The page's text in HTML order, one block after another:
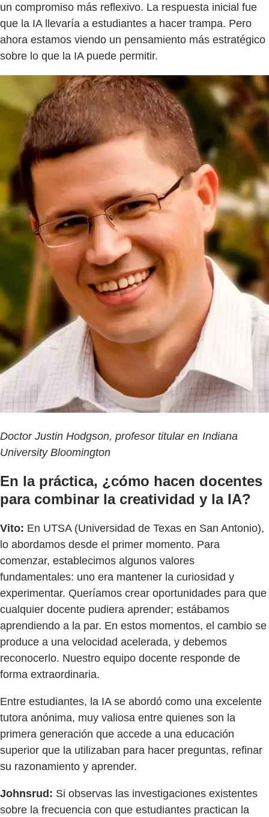
un compromiso más reflexivo. La respuesta inicial fue
que la IA llevaría a estudiantes a hacer trampa. Pero
ahora estamos viendo un pensamiento más estratégico
sobre lo que la IA puede permitir.
Doctor Justin Hodgson, profesor titular en Indiana
University Bloomington
En la práctica, ¿cómo hacen docentes
para combinar la creatividad y la IA?
Vito: En UTSA (Universidad de Texas en San Antonio),
lo abordamos desde el primer momento. Para
comenzar, establecimos algunos valores
fundamentales: uno era mantener la curiosidad y
experimentar. Queríamos crear oportunidades para que
cualquier docente pudiera aprender; estábamos
aprendiendo a la par. En estos momentos, el cambio se
produce a una velocidad acelerada, y debemos
reconocerlo. Nuestro equipo docente responde de
forma extraordinaria.
Entre estudiantes, la IA se abordó como una excelente
tutora anónima, muy valiosa entre quienes son la
primera generación que accede a una educación
superior que la utilizaban para hacer preguntas, refinar
su razonamiento y aprender.
Johnsrud: Si observas las investigaciones existentes
sobre la frecuencia con que estudiantes practican la